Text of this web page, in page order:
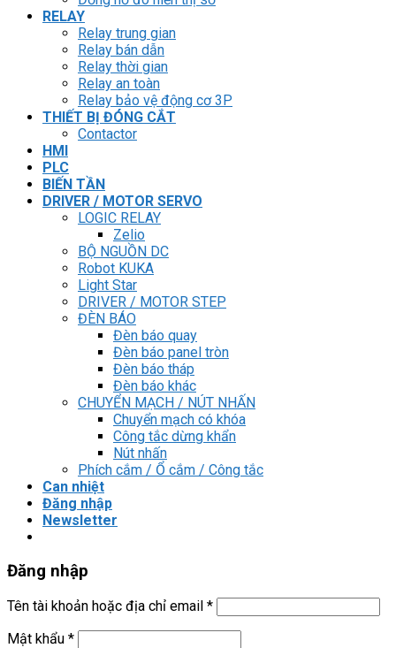
RELAY
Relay trung gian
Relay bán dẫn
Relay thời gian
Relay an toàn
Relay bảo vệ động cơ 3P
THIẾT BỊ ĐÓNG CẮT
Contactor
HMI
PLC
BIẾN TẦN
DRIVER / MOTOR SERVO
LOGIC RELAY
Zelio
BỘ NGUỒN DC
Robot KUKA
Light Star
DRIVER / MOTOR STEP
ĐÈN BÁO
Đèn báo quay
Đèn báo panel tròn
Đèn báo tháp
Đèn báo khác
CHUYỂN MẠCH / NÚT NHẤN
Chuyển mạch có khóa
Công tắc dừng khẩn
Nút nhấn
Phích cắm / Ổ cắm / Công tắc
Can nhiệt
Đăng nhập
Newsletter
Đăng nhập
Tên tài khoản hoặc địa chỉ email *
Mật khẩu *